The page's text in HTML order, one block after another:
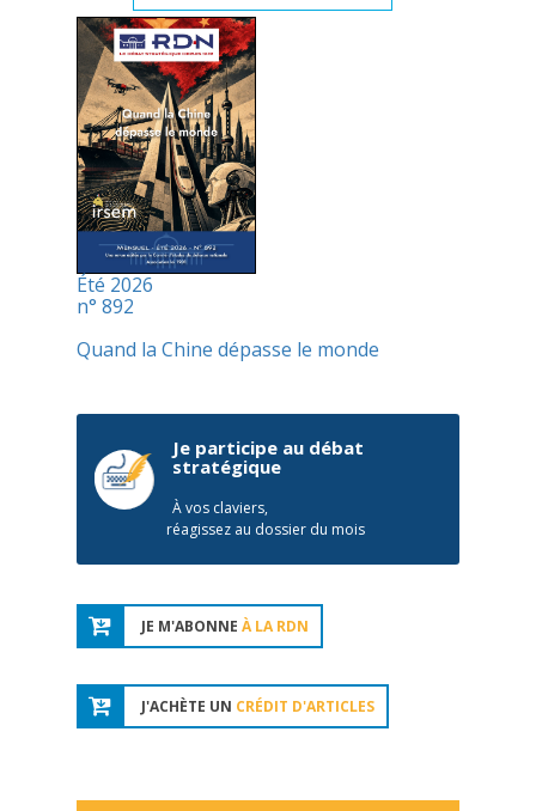
Été 2026
n° 892
Quand la Chine dépasse le monde
Je participe au débat
stratégique
À vos claviers,
réagissez au dossier du mois
JE M'ABONNE À LA RDN
J'ACHÈTE UN CRÉDIT D'ARTICLES